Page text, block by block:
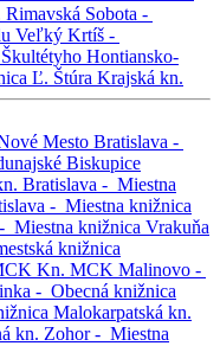
Rimavská Sobota -
Veľký Krtíš -
Hontiansko-
Ľ. Štúra Krajská kn.
Mesto Bratislava -
Biskupice
Bratislava - Miestna
- Miestna knižnica
Miestna knižnica Vrakuňa
knižnica
Kn. MCK Malinovo -
- Obecná knižnica
Malokarpatská kn.
kn. Zohor - Miestna